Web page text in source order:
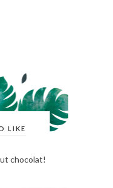
LIKE
chocolat!